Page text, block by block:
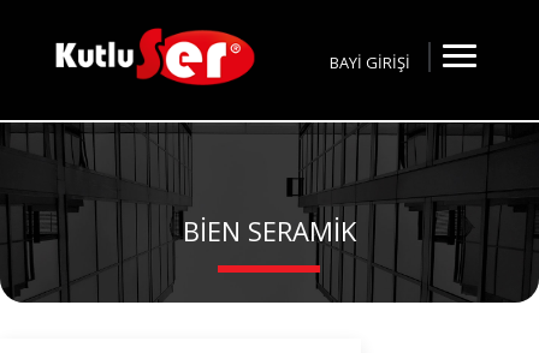
BAYİ GİRİŞİ
BİEN SERAMİK